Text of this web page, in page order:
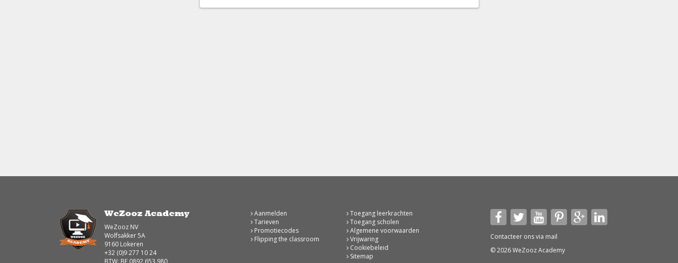
WeZooz Academy
WeZooz NV
Wolfsakker 5A
9160 Lokeren
+32 (0)9 277 10 24
BTW: BE 0892.653.980
Aanmelden
Tarieven
Promotiecodes
Flipping the classroom
Toegang leerkrachten
Toegang scholen
Algemene voorwaarden
Vrijwaring
Cookiebeleid
Sitemap
Contacteer ons via mail
© 2026 WeZooz Academy